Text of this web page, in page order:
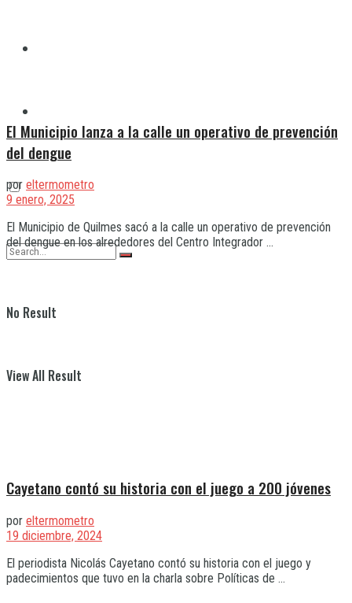
No Result
View All Result
El Municipio lanza a la calle un operativo de prevención
del dengue
por eltermometro
9 enero, 2025
El Municipio de Quilmes sacó a la calle un operativo de prevención
del dengue en los alrededores del Centro Integrador ...
Cayetano contó su historia con el juego a 200 jóvenes
por eltermometro
19 diciembre, 2024
El periodista Nicolás Cayetano contó su historia con el juego y
padecimientos que tuvo en la charla sobre Políticas de ...